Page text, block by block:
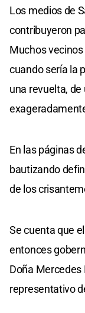
Los medios de
contribuyeron
Muchos
cuando sería la
una revuelta,
En las páginas
bautizando
de los
Se cuenta que
entonces
Doña Mercedes
representativo